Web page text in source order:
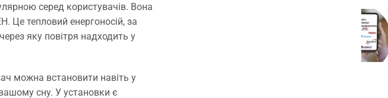
серед користувачів. Вона
Це тепловий енергоносій, за
яку повітря надходить у
можна встановити навіть у
сну. У установки є